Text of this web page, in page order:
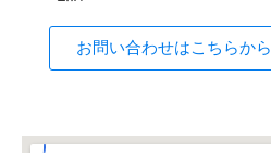
お問い合わせはこちらから